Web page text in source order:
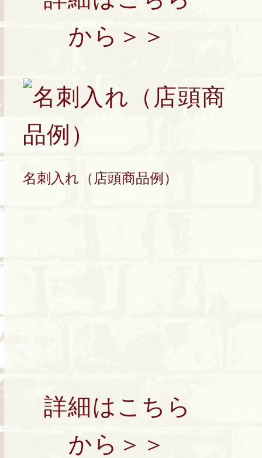
から＞＞
名刺入れ（店頭商品例）
詳細はこちら
から＞＞